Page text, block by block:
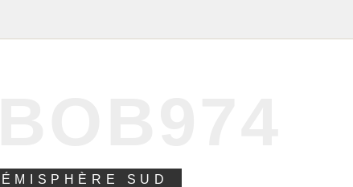
SUD